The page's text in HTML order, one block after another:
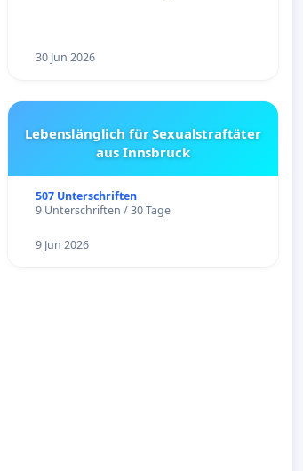
30 Jun 2026
Lebenslänglich für Sexualstraftäter
aus Innsbruck
507 Unterschriften
9 Unterschriften / 30 Tage
9 Jun 2026